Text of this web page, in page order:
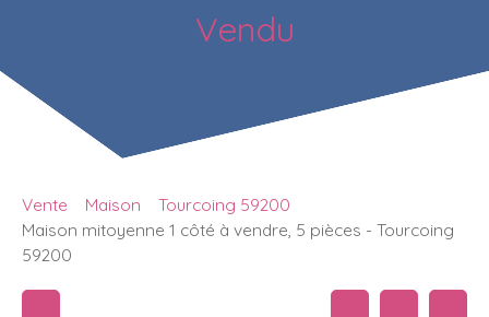
Vendu
Vente Maison
Tourcoing 59200
Maison mitoyenne 1 côté à vendre, 5 pièces - Tourcoing
59200